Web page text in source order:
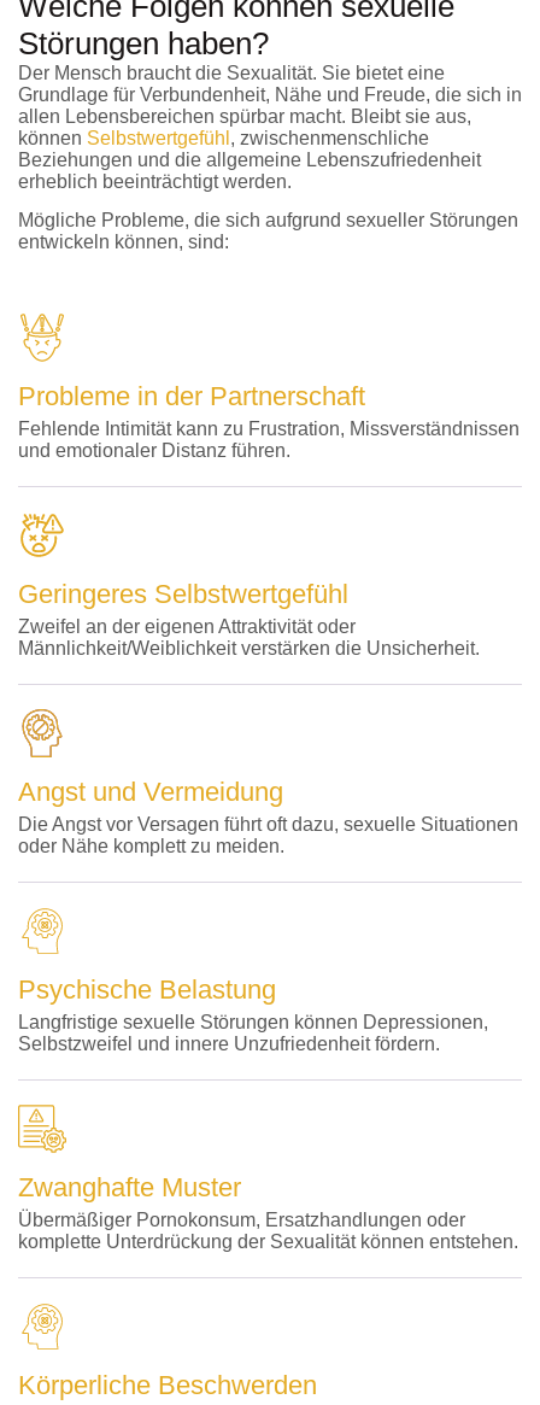
Störungen haben?
Der Mensch braucht die Sexualität. Sie bietet eine
Grundlage für Verbundenheit, Nähe und Freude, die sich in
allen Lebensbereichen spürbar macht. Bleibt sie aus,
können Selbstwertgefühl , zwischenmenschliche
Beziehungen und die allgemeine Lebenszufriedenheit
erheblich beeinträchtigt werden.
Mögliche Probleme, die sich aufgrund sexueller Störungen
entwickeln können, sind:
Probleme in der Partnerschaft
Fehlende Intimität kann zu Frustration, Missverständnissen
und emotionaler Distanz führen.
Geringeres Selbstwertgefühl
Zweifel an der eigenen Attraktivität oder
Männlichkeit/Weiblichkeit verstärken die Unsicherheit.
Angst und Vermeidung
Die Angst vor Versagen führt oft dazu, sexuelle Situationen
oder Nähe komplett zu meiden.
Psychische Belastung
Langfristige sexuelle Störungen können Depressionen,
Selbstzweifel und innere Unzufriedenheit fördern.
Zwanghafte Muster
Übermäßiger Pornokonsum, Ersatzhandlungen oder
komplette Unterdrückung der Sexualität können entstehen.
Körperliche Beschwerden